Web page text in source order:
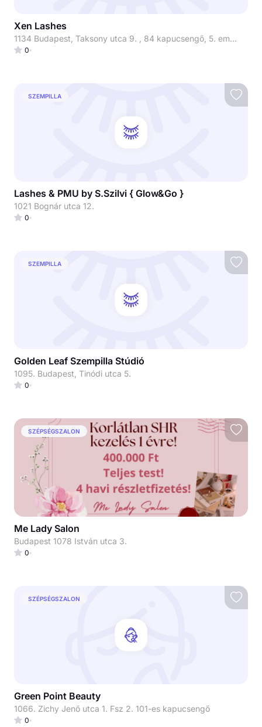
Xen Lashes
1134 Budapest, Taksony utca 9. , 84 kapucsengő, 5. emelet 510-es lakás
0
SZEMPILLA
Lashes & PMU by S.Szilvi { Glow&Go }
1021 Bognár utca 12.
0
SZEMPILLA
Golden Leaf Szempilla Stúdió
1095. Budapest, Tinódi utca 5.
0
SZÉPSÉGSZALON
Me Lady Salon
Budapest 1078 István utca 3.
0
SZÉPSÉGSZALON
Green Point Beauty
1066. Zichy Jenő utca 1. Fsz 2. 101-es kapucsengő
0